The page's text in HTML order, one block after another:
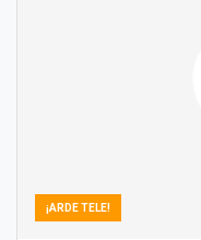
¡ARDE TELE!